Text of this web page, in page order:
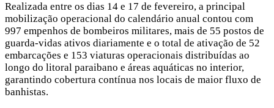
Realizada entre os dias 14 e 17 de fevereiro, a principal
mobilização operacional do calendário anual contou com
997 empenhos de bombeiros militares, mais de 55 postos de
guarda-vidas ativos diariamente e o total de ativação de 52
embarcações e 153 viaturas operacionais distribuídas ao
longo do litoral paraibano e áreas aquáticas no interior,
garantindo cobertura contínua nos locais de maior fluxo de
banhistas.